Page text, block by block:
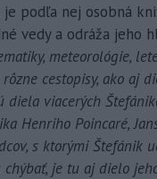
podľa nej osobná
vedy a odráža jeho
meteorológie,
cestopisy, ako aj
diela viacerých
Henriho Poincaré,
s ktorými
je tu aj dielo